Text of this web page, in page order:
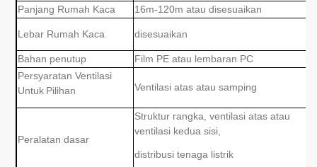
Panjang Rumah Kaca
16m-120m atau disesuaikan
Lebar Rumah Kaca disesuaikan
Bahan penutup
Film PE atau lembaran PC
Persyaratan Ventilasi
Untuk Pilihan Ventilasi atas atau samping
Peralatan dasar
Struktur rangka, ventilasi atas atau
ventilasi kedua sisi,
distribusi tenaga listrik